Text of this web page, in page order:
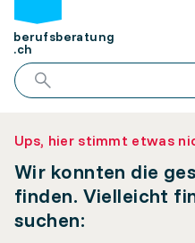
berufsberatung
.ch
Ups, hier stimmt etwas
Wir konnten die
finden. Vielleicht
suchen: